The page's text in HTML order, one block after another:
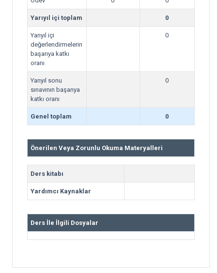
Yarıyıl içi toplam 0
Yarıyıl içi
değerlendirmelerin
başarıya katkı
oranı
0
Yarıyıl sonu
sınavının başarıya
katkı oranı
0
Genel toplam 0
Önerilen Veya Zorunlu Okuma Materyalleri
Ders kitabı
Yardımcı Kaynaklar
Ders İle İlgili Dosyalar